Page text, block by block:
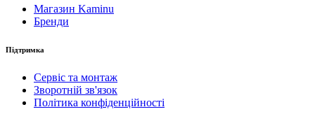
Магазин Kaminu
Бренди
Підтримка
Сервіс та монтаж
Зворотній зв'язок
Політика конфіденційності